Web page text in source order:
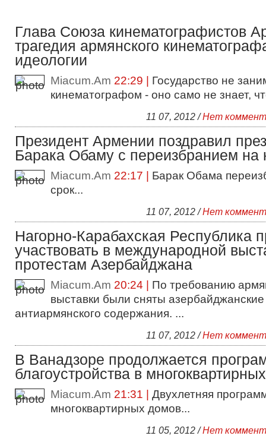
Глава Союза кинематографистов
трагедия армянского
идеологии
Miacum.Am 22:29 | Государство не
кинематографом - оно само не знает,
11 07, 2012 /Нет
Президент Армении поздравил
Барака Обаму с переизбранием на
Miacum.Am 22:17 | Барак Обама
срок...
11 07, 2012 /Нет
Нагорно-Карабахская Республика
участвовать в международной
протестам Азербайджана
Miacum.Am 20:24 | По требованию
выставки были сняты
антиармянского содержания. ...
11 07, 2012 /Нет
В Ванадзоре продолжается
благоустройства в
Miacum.Am 21:31 | Двухлетняя
многоквартирных домов...
11 05, 2012 /Нет